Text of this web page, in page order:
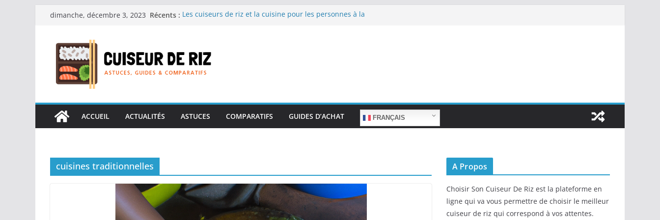
Passerdimanche, décembre 3, 2023 Récents : Les cuiseurs de riz et la cuisine pour les personnes à la
Les cuiseurs de riz pour les familles nombreuses : Cuisson
en grande quantité.
Les cuiseurs de riz et la préparation de plats pour les
réconfortants.
ACCUEIL
ACTUALITÉS ASTUCES COMPARATIFS GUIDES D’ACHAT FRANÇAIS
cuisines traditionnelles A Propos
Choisir Son Cuiseur De Riz est la plateforme en
ligne qui va vous permettre de choisir le meilleur
cuiseur de riz qui correspond à vos attentes.